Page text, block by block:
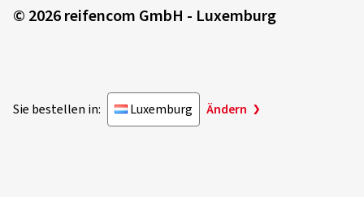
© 2026 reifencom GmbH - Luxemburg
Sie bestellen in: Luxemburg Ändern